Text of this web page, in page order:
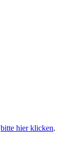
bitte hier klicken.